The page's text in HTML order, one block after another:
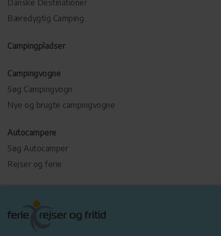
Danske Destinationer
Bæredygtig Camping
Campingpladser
Campingvogne
Søg Campingvogn
Nye og brugte campingvogne
Autocampere
Søg Autocamper
Rejser og ferie